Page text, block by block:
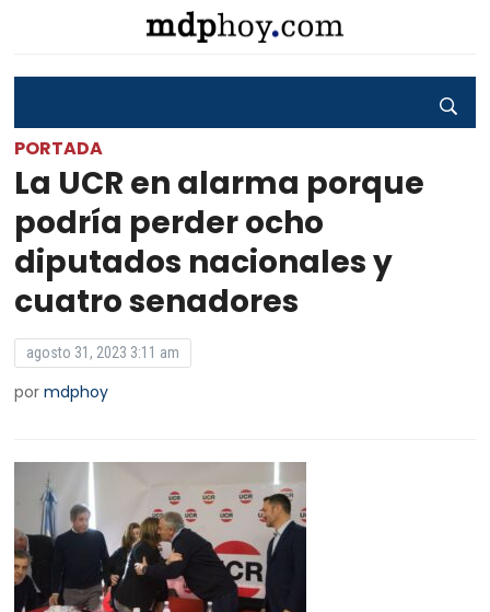
PORTADA
La UCR en alarma porque
podría perder ocho
diputados nacionales y
cuatro senadores
agosto 31, 2023 3:11 am
pormdphoy